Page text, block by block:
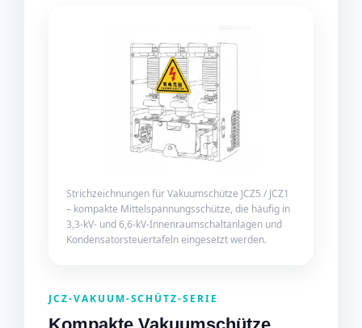
Strichzeichnungen für Vakuumschütze JCZ5 / JCZ1
– kompakte Mittelspannungsschütze, die häufig in
3,3-kV- und 6,6-kV-Innenraumschaltanlagen und
Kondensatorsteuertafeln eingesetzt werden.
JCZ-VAKUUM-SCHÜTZ-SERIE